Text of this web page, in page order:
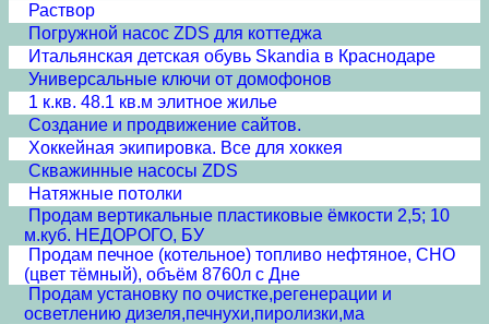
Раствор
Погружной насос ZDS для коттеджа
Итальянская детская обувь Skandia в Краснодаре
Универсальные ключи от домофонов
1 к.кв. 48.1 кв.м элитное жилье
Создание и продвижение сайтов.
Хоккейная экипировка. Все для хоккея
Скважинные насосы ZDS
Натяжные потолки
Продам вертикальные пластиковые ёмкости 2,5; 10
м.куб. НЕДОРОГО, БУ
Продам печное (котельное) топливо нефтяное, СНО
(цвет тёмный), объём 8760л с Дне
Продам установку по очистке,регенерации и
осветлению дизеля,печнухи,пиролизки,ма